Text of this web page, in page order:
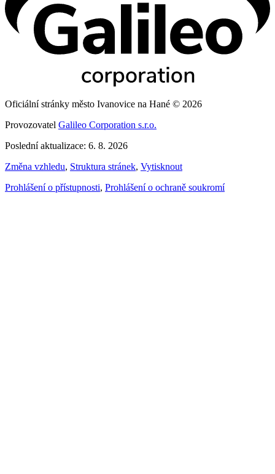
Oficiální stránky město Ivanovice na Hané © 2026
Provozovatel Galileo Corporation s.r.o.
Poslední aktualizace: 6. 8. 2026
Změna vzhledu, Struktura stránek, Vytisknout
Prohlášení o přístupnosti, Prohlášení o ochraně soukromí